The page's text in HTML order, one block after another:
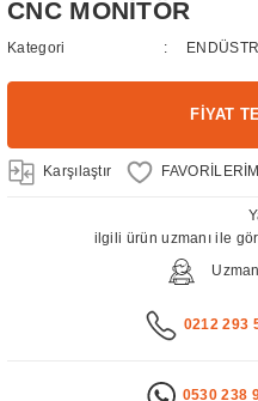
CNC MONİTÖR
Kategori
FİYAT
Karşılaştır
ilgili ürün uzmanı ile
0212 293
0530 238